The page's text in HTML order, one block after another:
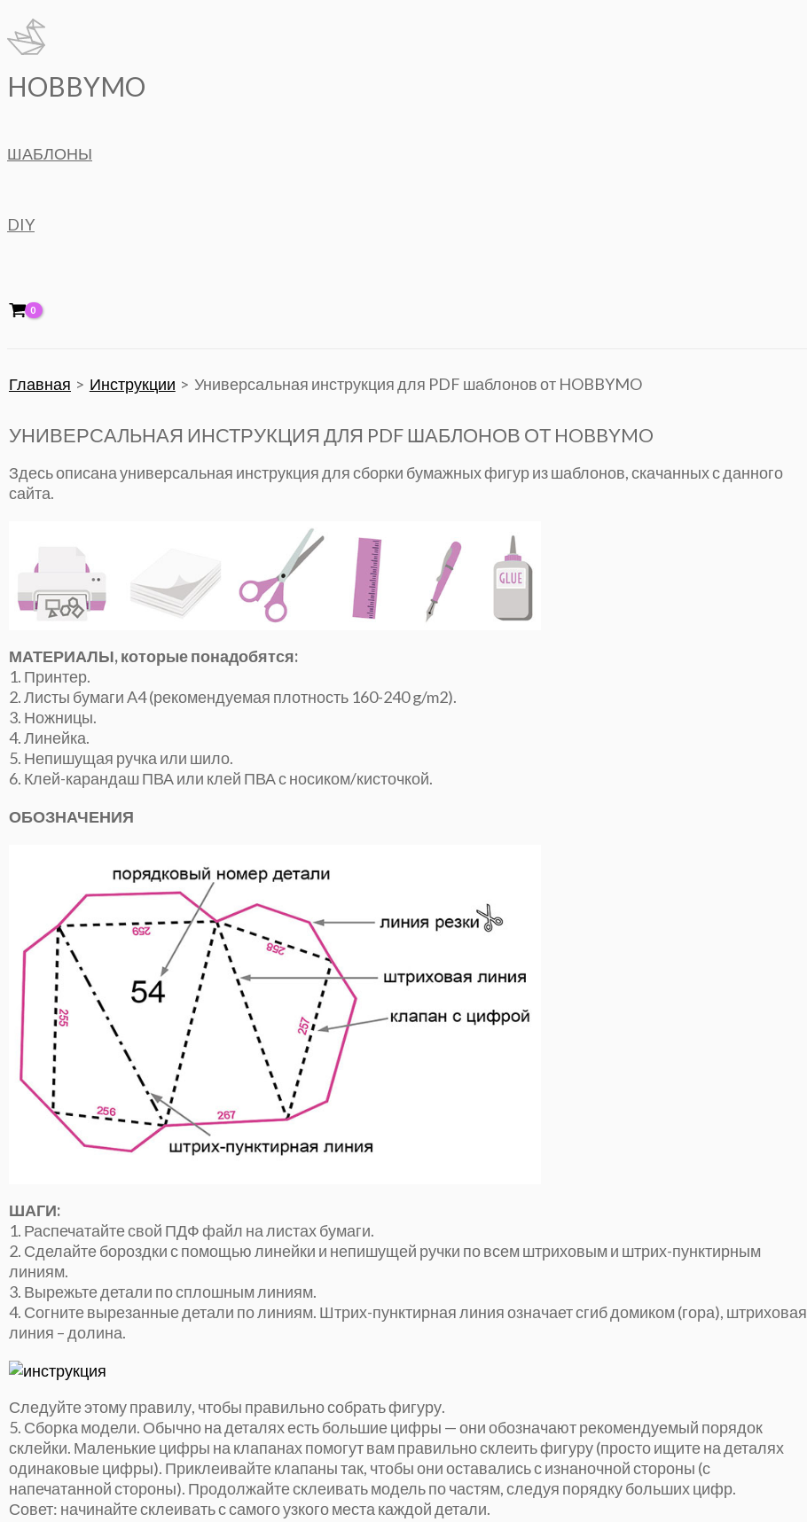
Перейти
к
содержимому
HOBBYMO
ШАБЛОНЫ
DIY
Главная Инструкции Универсальная инструкция для PDF шаблонов от HOBBYMO
УНИВЕРСАЛЬНАЯ ИНСТРУКЦИЯ ДЛЯ PDF ШАБЛОНОВ ОТ HOBBYMO
Здесь описана универсальная инструкция для сборки бумажных фигур из шаблонов, скачанных с данного
сайта.
МАТЕРИАЛЫ, которые понадобятся:
1. Принтер.
2. Листы бумаги A4 (рекомендуемая плотность 160-240 g/m2).
3. Ножницы.
4. Линейка.
5. Непишущая ручка или шило.
6. Клей-карандаш ПВА или клей ПВА с носиком/кисточкой.
ОБОЗНАЧЕНИЯ
ШАГИ:
1. Распечатайте свой ПДФ файл на листах бумаги.
2. Сделайте бороздки с помощью линейки и непишущей ручки по всем штриховым и штрих-пунктирным
линиям.
3. Вырежьте детали по сплошным линиям.
4. Согните вырезанные детали по линиям. Штрих-пунктирная линия означает сгиб домиком (гора), штриховая
линия – долина.
Следуйте этому правилу, чтобы правильно собрать фигуру.
5. Сборка модели. Обычно на деталях есть большие цифры — они обозначают рекомендуемый порядок
склейки. Маленькие цифры на клапанах помогут вам правильно склеить фигуру (просто ищите на деталях
одинаковые цифры). Приклеивайте клапаны так, чтобы они оставались с изнаночной стороны (с
напечатанной стороны). Продолжайте склеивать модель по частям, следуя порядку больших цифр.
Совет: начинайте склеивать с самого узкого места каждой детали.